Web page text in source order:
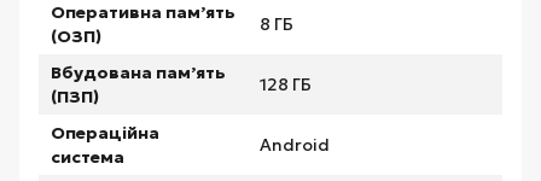
Оперативна пам’ять
(ОЗП)
8 ГБ
Вбудована пам’ять
(ПЗП)
128 ГБ
Операційна
система
Android